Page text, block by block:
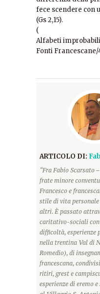
fece scendere con
(Gs 2,15).
(
Alfabeti
Fonti Francescane/
ARTICOLO DI:
“Fra Fabio Scarsato
frate minore
Francesco e
stile di vita
altri. È passato
caritativo-sociali
difficoltà, esperienze
nella trentina Val di
Romedio), di
francescana,
ritiri, grest e
esperienze di eremo